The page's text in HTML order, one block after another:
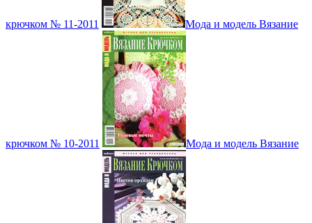
крючком № 11-2011 Мода и модель Вязание
крючком № 10-2011 Мода и модель Вязание